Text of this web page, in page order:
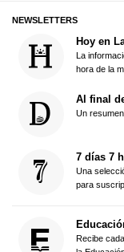
NEWSLETTERS
Hoy en
La
hora de la
Al final
Un
7 días 7
Una
para
Recibe